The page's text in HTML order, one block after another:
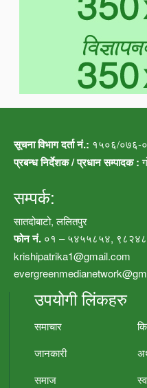
सूचना विभाग दर्ता नं.: १५०६/०७६-
प्रबन्ध निर्देशक / प्रधान सम्पादक :
सम्पर्क:
सातदोबाटो, ललितपुर
फोन नं. ०१ – ५४५५८५४,
krishipatrika1@gmail.com
उपयोगी लिंकहरु
समाचार
जानकारी
समाज